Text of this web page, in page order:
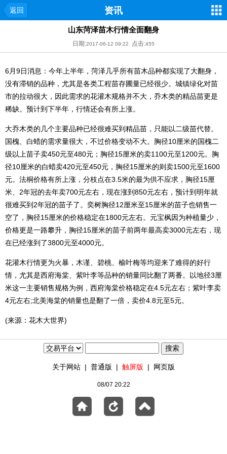
返回 资讯
山东菏泽苗木行情全面翻身
日期:2017-06-12 09:22 点击:455
6月9日消息：今年上半年，菏泽几乎所有苗木品种都实现了大翻身，
没有滞销的品种，尤其是各类工程苗存圃量已经很少。城镇绿化对苗
市的拉动很大，因此需求的花灌木规格并不大，乔木类的精品苗更是
稀缺。预计到下半年，行情还会有所上涨。
大乔木类的几个主要品种已经很难买到精品苗，只能以二级苗代替。
国槐、白蜡的需求量很大，不过价格变动不大。胸径10厘米的国槐二
级以上苗子卖450元至480元；胸径15厘米的卖1100元至1200元。胸
径10厘米的白蜡卖420元至450元，胸径15厘米的则卖1500元至1600
元。法桐价格有所上涨，分枝点在3.5米的最为供不应求，胸径15厘
米、2年冠的去年卖700元左右，现在涨到850元左右，预计到明年就
很难买到2年冠的苗子了。奕树胸径12厘米至15厘米的苗子也销售一
空了，胸径15厘米的价格稳定在1800元左右。元宝枫因为种植量少，
价格更是一路攀升，胸径15厘米的苗子前两年最高卖3000元左右，现
在已经涨到了3800元至4000元。
花灌木行情更为火暴，木谨、碧桃、榆叶梅等均迎来了难得的好行
情，尤其是西府海棠、紫叶李等品种的销量同比翻了两番。以地径3厘
米这一主要销售规格为例，西府海棠价格稳定在4.5元左右；紫叶李卖
4元左右;北美海棠的销量也是翻了一倍，卖价4.8元至5元。
(来源：花木大世界)
关于网站 | 普通版 | 触屏版 | 网页版
08/07 20:22